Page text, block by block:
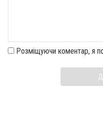
Розміщуючи коментар, я